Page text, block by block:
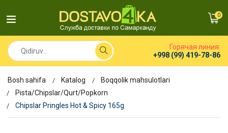
0
Горячая линия:
+998 (99) 419-78-86
Bosh sahifa Katalog
Boqqolik mahsulotlari
Pista/Chipslar/Qurt/Popkorn
Chipslar Pringles Hot & Spicy 165g